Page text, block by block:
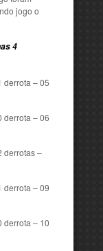
jogo o
4
derrota – 05
derrota – 06
derrotas –
derrota – 09
derrota – 10